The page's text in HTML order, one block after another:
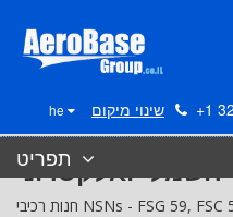
he שינוי מיקום +1
חשמלי ואלקטרוני
חנות רכיבי NSNs - FSG 59, FSC